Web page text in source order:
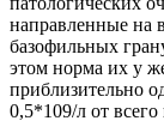
направленные на
базофильных
этом норма их у
приблизительно
0,5*109/л от